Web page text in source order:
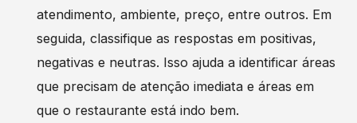
atendimento, ambiente, preço, entre outros. Em
seguida, classifique as respostas em positivas,
negativas e neutras. Isso ajuda a identificar áreas
que precisam de atenção imediata e áreas em
que o restaurante está indo bem.